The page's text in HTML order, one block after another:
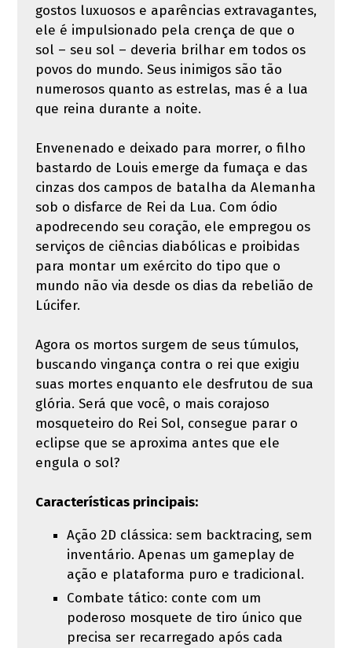
gostos luxuosos e aparências extravagantes,
ele é impulsionado pela crença de que o
sol – seu sol – deveria brilhar em todos os
povos do mundo. Seus inimigos são tão
numerosos quanto as estrelas, mas é a lua
que reina durante a noite.
Envenenado e deixado para morrer, o filho
bastardo de Louis emerge da fumaça e das
cinzas dos campos de batalha da Alemanha
sob o disfarce de Rei da Lua. Com ódio
apodrecendo seu coração, ele empregou os
serviços de ciências diabólicas e proibidas
para montar um exército do tipo que o
mundo não via desde os dias da rebelião de
Lúcifer.
Agora os mortos surgem de seus túmulos,
buscando vingança contra o rei que exigiu
suas mortes enquanto ele desfrutou de sua
glória. Será que você, o mais corajoso
mosqueteiro do Rei Sol, consegue parar o
eclipse que se aproxima antes que ele
engula o sol?
Características principais:
Ação 2D clássica: sem backtracing, sem
inventário. Apenas um gameplay de
ação e plataforma puro e tradicional.
Combate tático: conte com um
poderoso mosquete de tiro único que
precisa ser recarregado após cada